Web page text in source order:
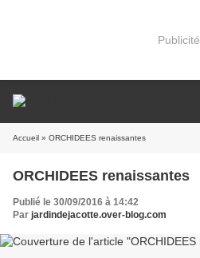
Publicité
Accueil » ORCHIDEES renaissantes
ORCHIDEES renaissantes
Publié le 30/09/2016 à 14:42
Par jardindejacotte.over-blog.com